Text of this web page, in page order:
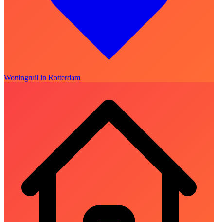
Woningruil in Rotterdam